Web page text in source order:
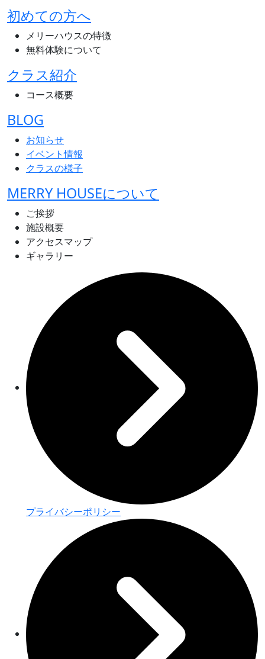
初めての方へ
メリーハウスの特徴
無料体験について
クラス紹介
コース概要
BLOG
お知らせ
イベント情報
クラスの様子
MERRY HOUSEについて
ご挨拶
施設概要
アクセスマップ
ギャラリー
プライバシーポリシー